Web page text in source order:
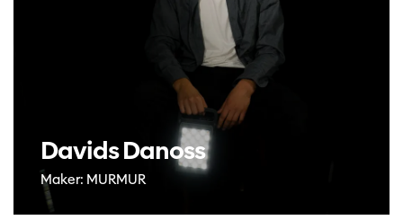
Davids Danoss
Maker: MURMUR